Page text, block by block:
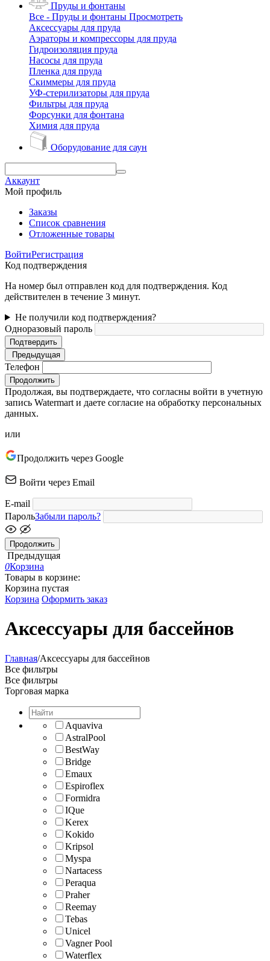
Пруды и фонтаны
Все - Пруды и фонтаны Просмотреть
Аксессуары для пруда
Аэраторы и компрессоры для пруда
Гидроизоляция пруда
Насосы для пруда
Пленка для пруда
Скиммеры для пруда
УФ-стерилизаторы для пруда
Фильтры для пруда
Форсунки для фонтана
Химия для пруда
Оборудование для саун
Аккаунт
Мой профиль
Заказы
Список сравнения
Отложенные товары
ВойтиРегистрация
Код подтверждения
На номер был отправлен код для подтверждения. Код
действителен в течение 3 минут.
Не получили код подтверждения?
Одноразовый пароль
Подтвердить
Предыдущая
Телефон
Продолжить
Продолжая, вы подтверждаете, что согласны войти в учетную
запись Watermart и даете согласие на обработку персональных
данных.
или
Продолжить через Google
Войти через Email
E-mail
ПарольЗабыли пароль?
Продолжить
Предыдущая
0Корзина
Товары в корзине:
Корзина пустая
Корзина Оформить заказ
Аксессуары для бассейнов
Главная/Аксессуары для бассейнов
Все фильтры
Все фильтры
Торговая марка
Aquaviva
AstralPool
BestWay
Bridge
Emaux
Espiroflex
Formidra
IQue
Kerex
Kokido
Kripsol
Myspa
Nartacess
Peraqua
Praher
Reemay
Tebas
Unicel
Vagner Pool
Waterflex